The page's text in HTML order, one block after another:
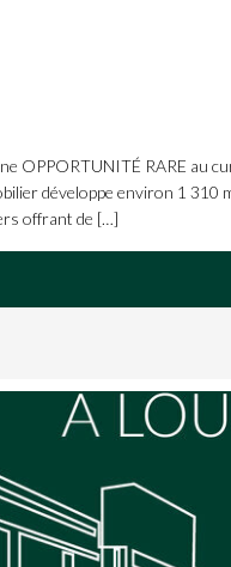
OPPORTUNITÉ RARE au
développe environ 1 310
offrant de […]